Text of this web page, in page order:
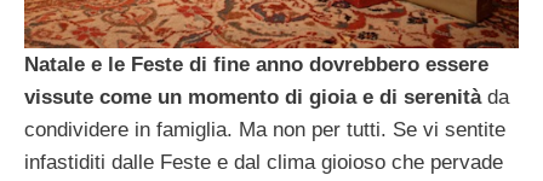
Natale e le Feste di fine anno dovrebbero essere
vissute come un momento di gioia e di serenitàda
condividere in famiglia. Ma non per tutti. Se vi sentite
infastiditi dalle Feste e dal clima gioioso che pervade